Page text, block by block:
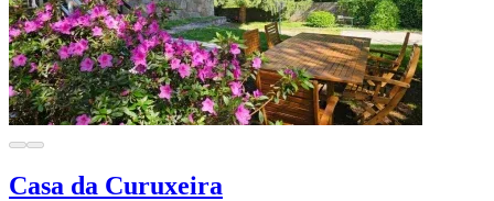
Casa da Curuxeira